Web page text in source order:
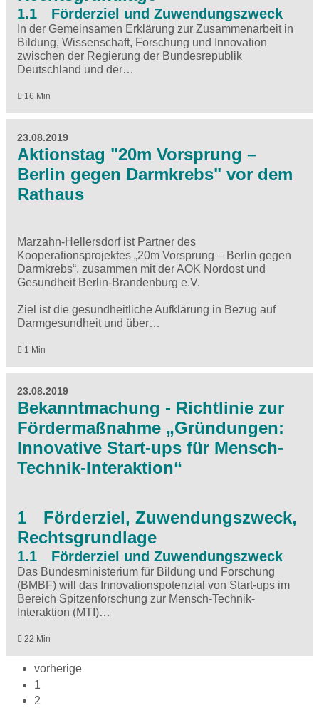
1.1 Förderziel und Zuwendungszweck
In der Gemeinsamen Erklärung zur Zusammenarbeit in
Bildung, Wissenschaft, Forschung und Innovation
zwischen der Regierung der Bundesrepublik
Deutschland und der…
16 Min
23.08.2019
Aktionstag "20m Vorsprung –
Berlin gegen Darmkrebs" vor dem
Rathaus
Marzahn-Hellersdorf ist Partner des
Kooperationsprojektes „20m Vorsprung – Berlin gegen
Darmkrebs“, zusammen mit der AOK Nordost und
Gesundheit Berlin-Brandenburg e.V.
Ziel ist die gesundheitliche Aufklärung in Bezug auf
Darmgesundheit und über…
1 Min
23.08.2019
Bekanntmachung - Richtlinie zur
Fördermaßnahme „Gründungen:
Innovative Start-ups für Mensch-
Technik-Interaktion“
1 Förderziel, Zuwendungszweck,
Rechtsgrundlage
1.1 Förderziel und Zuwendungszweck
Das Bundesministerium für Bildung und Forschung
(BMBF) will das Innovationspotenzial von Start-ups im
Bereich Spitzenforschung zur Mensch-Technik-
Interaktion (MTI)…
22 Min
vorherige
1
2